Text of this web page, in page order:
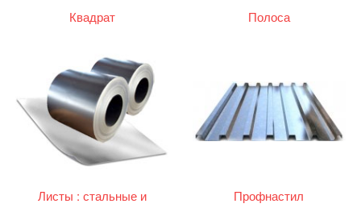
Квадрат Полоса
Листы : стальные и
Профнастил